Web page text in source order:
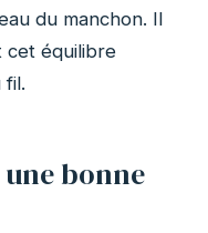
du manchon. Il
cet équilibre
fil.
bonne